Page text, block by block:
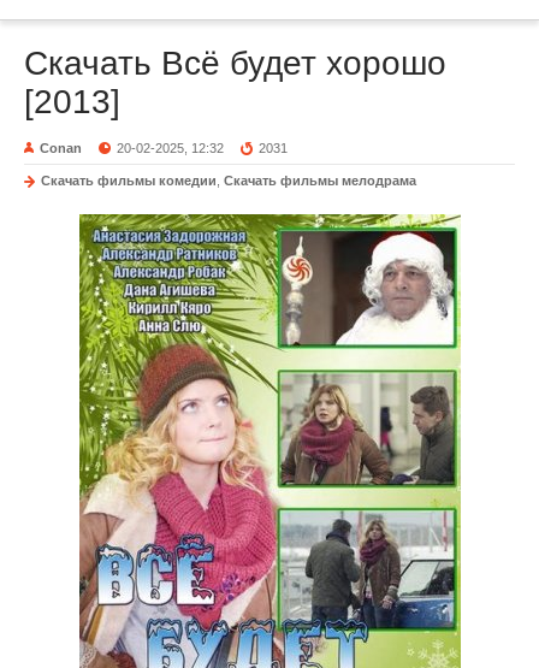
Скачать Всё будет хорошо
[2013]
Conan 20-02-2025, 12:32 2031
Скачать фильмы комедии Скачать фильмы мелодрама